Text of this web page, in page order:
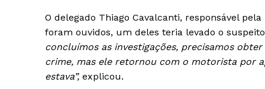
O delegado Thiago Cavalcanti, responsável
foram ouvidos, um deles teria levado o
concluímos as investigações, precisamos
crime, mas ele retornou com o motorista por
estava”, explicou.